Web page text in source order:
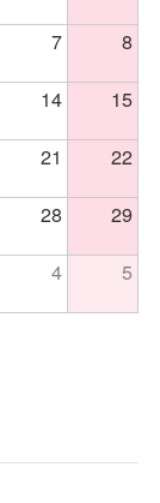
7
8
14
15
21
22
28
29
4 5